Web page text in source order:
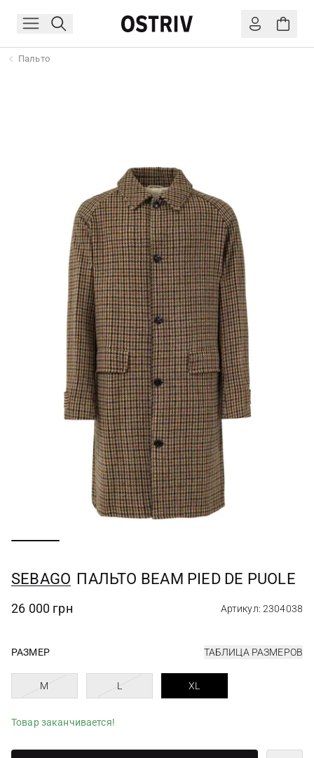
Пальто
SEBAGO ПАЛЬТО BEAM PIED DE PUOLE
26 000 грн Артикул: 2304038
РАЗМЕР ТАБЛИЦА РАЗМЕРОВ
M L XL
Товар заканчивается!